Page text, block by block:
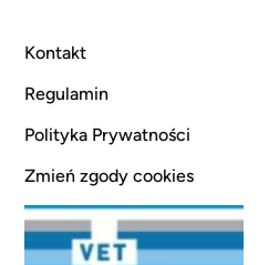
Kontakt
Regulamin
Polityka Prywatności
Zmień zgody cookies